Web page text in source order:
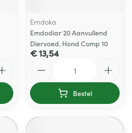
Emdoka
Emdodiar 20 Aanvullend
Diervoed. Hond Comp 10
€ 13,54
Bestel